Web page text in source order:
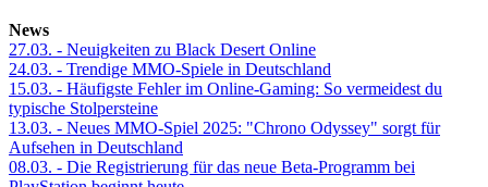
News
27.03. - Neuigkeiten zu Black Desert Online
24.03. - Trendige MMO-Spiele in Deutschland
15.03. - Häufigste Fehler im Online-Gaming: So vermeidest du
typische Stolpersteine
13.03. - Neues MMO-Spiel 2025: "Chrono Odyssey" sorgt für
Aufsehen in Deutschland
08.03. - Die Registrierung für das neue Beta-Programm bei